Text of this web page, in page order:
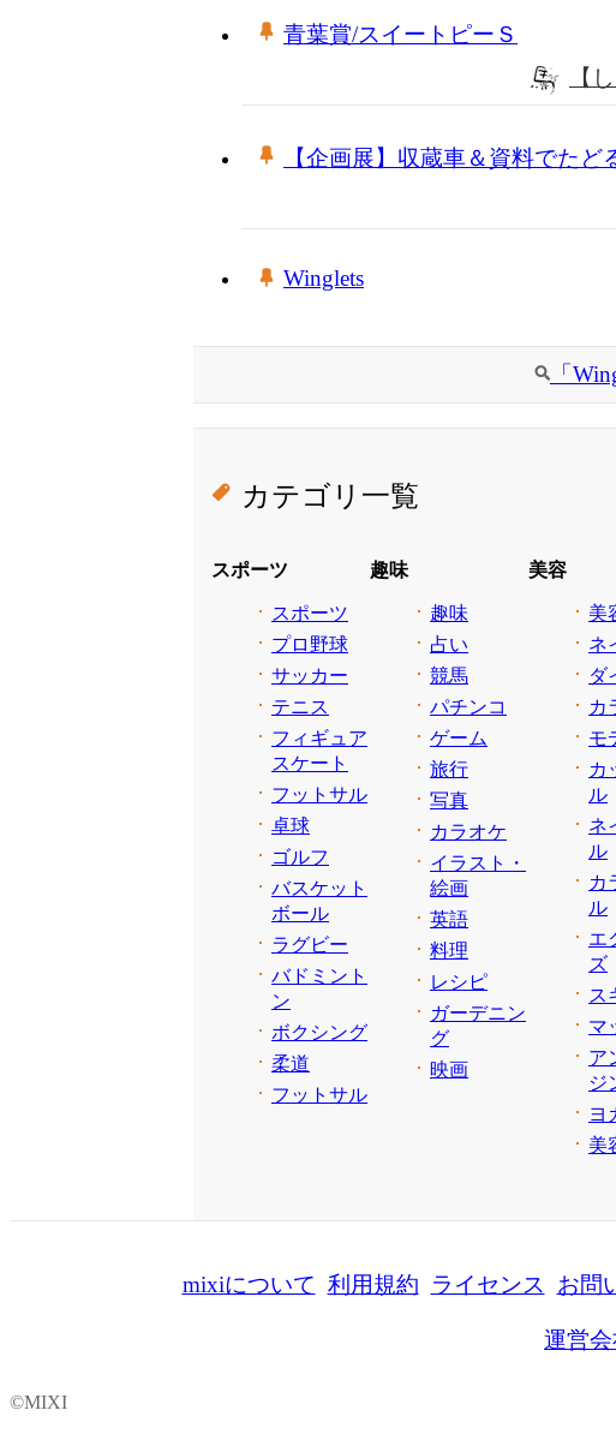
青葉賞/スイートピーＳ
【
【企画展】収蔵車＆資料でた
Winglets
「
カテゴリ一覧
スポーツ
スポーツ
プロ野球
サッカー
テニス
フィギュア
スケート
フットサル
卓球
ゴルフ
バスケット
ボール
ラグビー
バドミント
ン
ボクシング
柔道
フットサル
趣味
趣味
占い
競馬
パチンコ
ゲーム
旅行
写真
カラオケ
イラスト・
絵画
英語
料理
レシピ
ガーデニン
グ
映画
美容
美
ネ
ダ
カ
モ
カ
ル
ネ
ル
カ
ル
エ
ズ
ス
マ
ア
ジ
ヨ
美
mixiについて 利用規約 ライセンス お問
運営会
©MIXI